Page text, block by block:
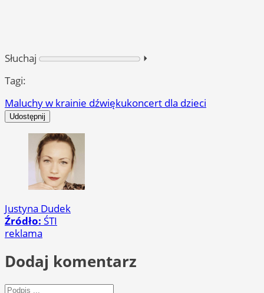
Słuchaj
⏵︎
Tagi:
Maluchy w krainie dźwiękukoncert dla dzieci
Udostępnij
Justyna Dudek
Źródło: ŚTI
reklama
Dodaj komentarz